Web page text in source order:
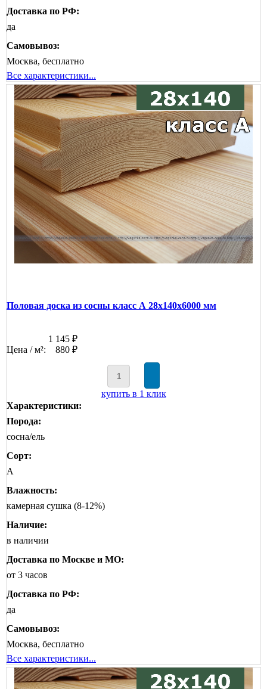
Доставка по РФ:
да
Самовывоз:
Москва, бесплатно
Все характеристики...
Половая доска из сосны класс А 28x140x6000 мм
1 145 ₽
Цена / м²:
880 ₽
купить в 1 клик
Характеристики:
Порода:
сосна/ель
Сорт:
А
Влажность:
камерная сушка (8-12%)
Наличие:
в наличии
Доставка по Москве и МО:
от 3 часов
Доставка по РФ:
да
Самовывоз:
Москва, бесплатно
Все характеристики...